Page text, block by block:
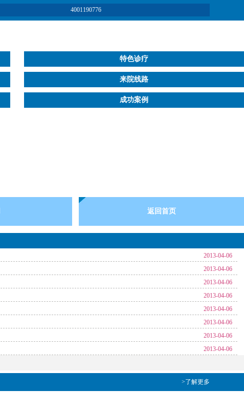
4001190776
特色诊疗
来院线路
成功案例
返回首页
2013-04-06
2013-04-06
2013-04-06
2013-04-06
2013-04-06
2013-04-06
2013-04-06
2013-04-06
>了解更多